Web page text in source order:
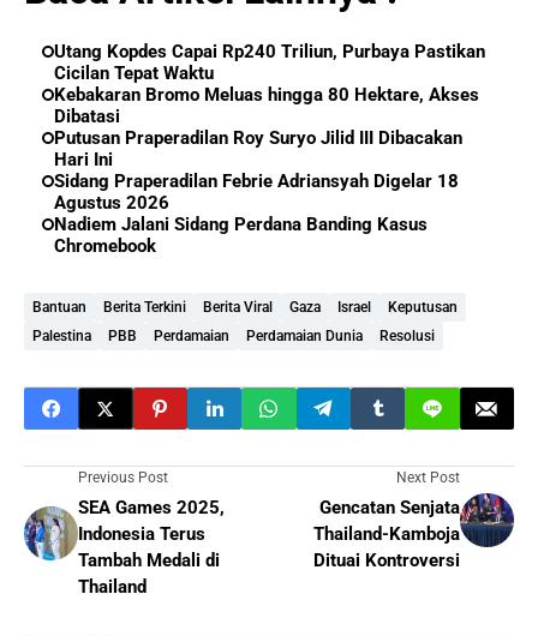
Utang Kopdes Capai Rp240 Triliun, Purbaya Pastikan
Cicilan Tepat Waktu
Kebakaran Bromo Meluas hingga 80 Hektare, Akses
Dibatasi
Putusan Praperadilan Roy Suryo Jilid III Dibacakan
Hari Ini
Sidang Praperadilan Febrie Adriansyah Digelar 18
Agustus 2026
Nadiem Jalani Sidang Perdana Banding Kasus
Chromebook
Bantuan Berita Terkini Berita Viral Gaza Israel
Keputusan
Palestina
PBB Perdamaian Perdamaian Dunia Resolusi
Previous Post
SEA Games 2025,
Indonesia Terus
Tambah Medali di
Thailand
Next Post
Gencatan Senjata
Thailand-Kamboja
Dituai Kontroversi